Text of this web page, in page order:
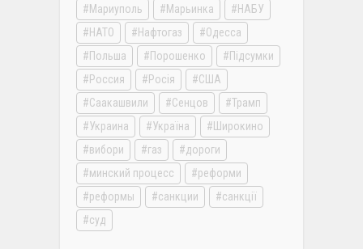
Мариуполь
Марьинка
НАБУ
НАТО
Нафтогаз
Одесса
Польша
Порошенко
Підсумки
Россия
Росія
США
Саакашвили
Сенцов
Трамп
Украина
Україна
Широкино
вибори
газ
дороги
минский процесс
реформи
реформы
санкции
санкції
суд